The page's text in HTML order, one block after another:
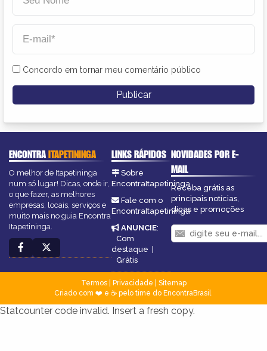
Concordo em tornar meu comentário público
ENCONTRAITAPETININGA
O melhor de Itapetininga
num só lugar! Dicas, onde ir,
o que fazer, as melhores
empresas, locais, serviços e
muito mais no guia Encontra
Itapetininga.
LINKS RÁPIDOS
Sobre
EncontraItapetininga
Fale com o
EncontraItapetininga
ANUNCIE:
Com
destaque
Grátis
NOVIDADES POR E-
MAIL
Receba grátis as
principais notícias,
dicas e promoções
Termos| Privacidade
Sitemap
Criado com ❤️ e ☕ pelo time do EncontraBrasil
Statcounter code invalid. Insert a fresh copy.